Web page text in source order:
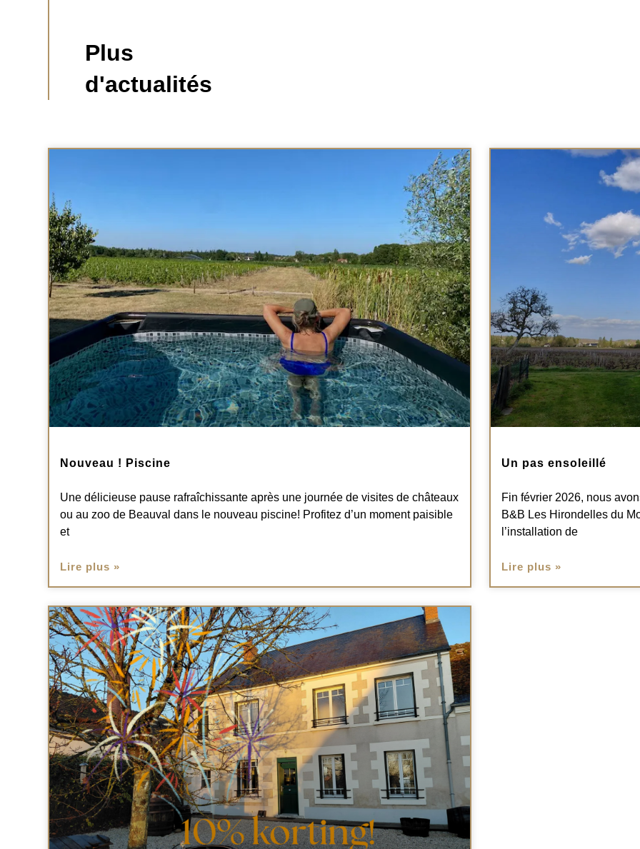
Plus
d'actualités
Nouveau ! Piscine
Une délicieuse pause rafraîchissante après une journée de visites de châteaux
ou au zoo de Beauval dans le nouveau piscine! Profitez d’un moment paisible
et
Lire plus »
Un pas ensoleillé
Fin février 2026, nous
B&B Les Hirondelles du
l’installation de
Lire plus »